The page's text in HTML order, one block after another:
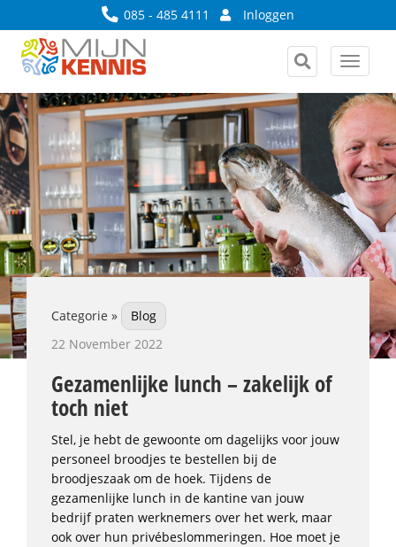
085 - 485 4111 Inloggen
Toggle
Categorie »
Blog
22 November 2022
Gezamenlijke lunch – zakelijk of
toch niet
Stel, je hebt de gewoonte om dagelijks voor jouw
personeel broodjes te bestellen bij de
broodjeszaak om de hoek. Tijdens de
gezamenlijke lunch in de kantine van jouw
bedrijf praten werknemers over het werk, maar
ook over hun privébeslommeringen. Hoe moet je